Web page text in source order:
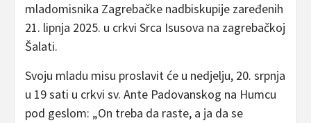
mladomisnika Zagrebačke nadbiskupije zaređenih
21. lipnja 2025. u crkvi Srca Isusova na zagrebačkoj
Šalati.
Svoju mladu misu proslavit će u nedjelju, 20. srpnja
u 19 sati u crkvi sv. Ante Padovanskog na Humcu
pod geslom: „On treba da raste, a ja da se